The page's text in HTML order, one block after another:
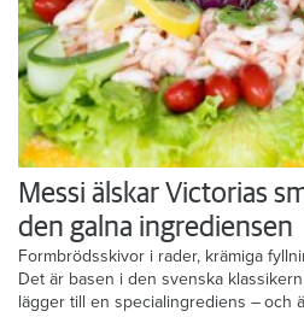
Messi älskar Victorias
den galna ingrediensen
Formbrödsskivor i rader, krämiga
Det är basen i den svenska
lägger till en specialingrediens – och